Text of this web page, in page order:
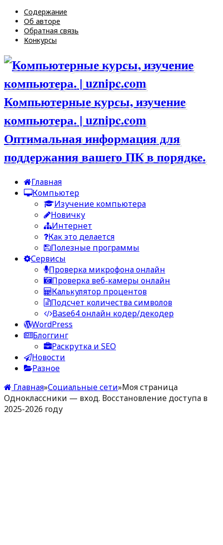
Содержание
Об авторе
Обратная связь
Конкурсы
Компьютерные курсы, изучение
компьютера. | uznipc.com
Оптимальная информация для
поддержания вашего ПК в порядке.
Главная
Компьютер
Изучение компьютера
Новичку
Интернет
Как это делается
Полезные программы
Сервисы
Проверка микрофона онлайн
Проверка веб-камеры онлайн
Калькулятор процентов
Подсчет количества символов
Base64 онлайн кодер/декодер
WordPress
Блоггинг
Раскрутка и SEO
Новости
Разное
Главная»Социальные сети»Моя страница
Одноклассники — вход. Восстановление доступа в
2025-2026 году